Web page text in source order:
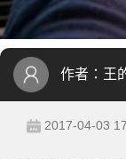
作者： 王
2017-04-03